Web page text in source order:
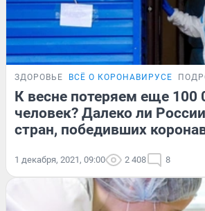
ЗДОРОВЬЕ ВСЁ О КОРОНАВИРУСЕ
К весне потеряем еще 100
человек? Далеко ли
стран, победивших
1 декабря, 2021, 09:00 2 408 8